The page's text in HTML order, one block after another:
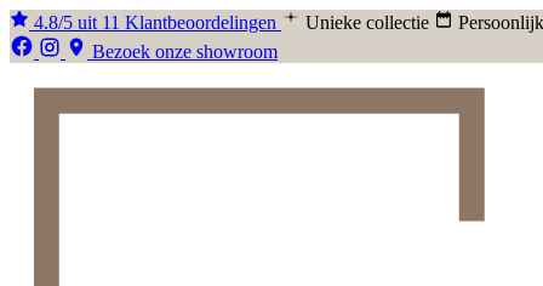
4.8/5 uit 11 Klantbeoordelingen Unieke collectie
Bezoek onze showroom